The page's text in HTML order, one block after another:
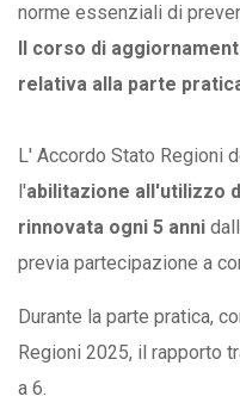
norme essenziali di
Il corso di
relativa alla parte
L' Accordo Stato Regioni
l'abilitazione all'utilizzo
rinnovata ogni 5 anni
previa partecipazione a
Durante la parte pratica,
Regioni 2025, il rapporto
a 6.